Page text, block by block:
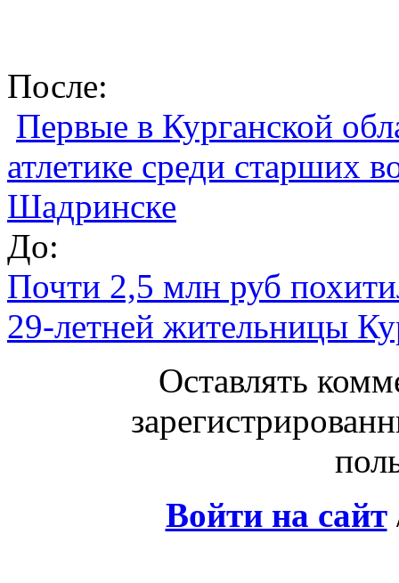
После:
Первые в Курганской
атлетике среди старших
Шадринске
До:
Почти 2,5 млн руб
29-летней жительницы
Оставлять
Войти на сайт